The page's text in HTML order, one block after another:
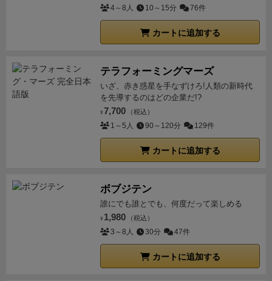
4～8人 10～15分 76件
カートに追加する
テラフォーミングマーズ
いざ、赤き惑星を手なずけろ!人類の新時代
を先導するのはどの企業だ!?
¥ 7,700 （税込）
1～5人 90～120分 129件
カートに追加する
ボブジテン
誰にでも誰とでも、何度だって楽しめる
¥ 1,980 （税込）
3～8人 30分 47件
カートに追加する